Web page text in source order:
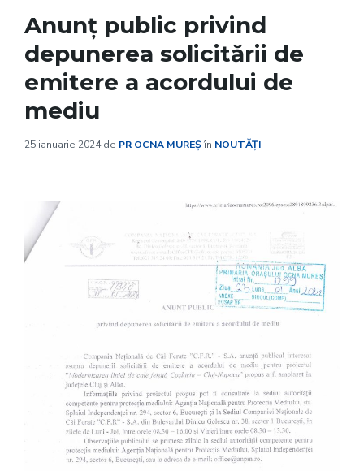
Anunț public privind
depunerea solicitării de
emitere a acordului de
mediu
25 ianuarie 2024de PR OCNA MUREȘîn NOUTĂȚI